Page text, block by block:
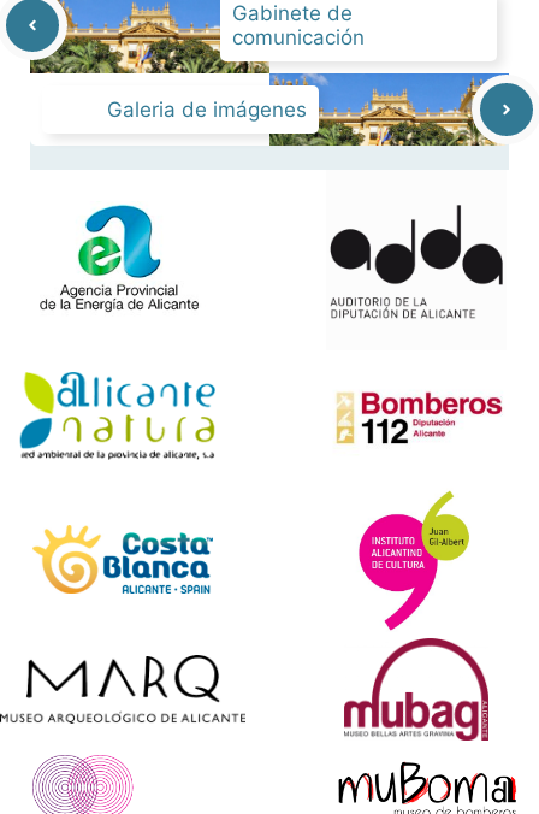
Gabinete de
comunicación
Galeria de imágenes